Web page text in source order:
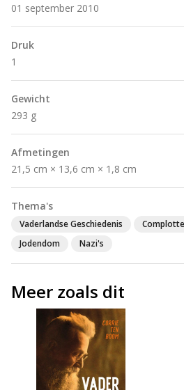
01 september 2010
Druk
1
Gewicht
293 g
Afmetingen
21,5 cm × 13,6 cm × 1,8 cm
Thema's
Vaderlandse Geschiedenis
Jodendom
Nazi's
Meer zoals dit